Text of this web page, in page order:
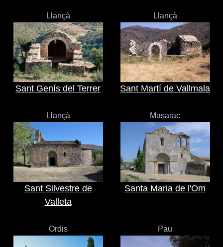
Llançà
Sant Genís del Terrer
Llançà
Sant Martí de Vallmala
Llançà
Sant Silvestre de
Valleta
Masarac
Santa Maria de l'Om
Ordis Pau